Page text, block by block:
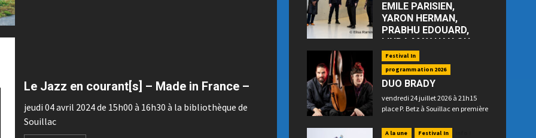
Le Jazz en courant[s] – Made in France –
jeudi 04 avril 2024 de 15h00 à 16h30 à la bibliothèque de
Souillac
EMILE PARISIEN,
YARON HERMAN,
PRABHU EDOUARD,
LINDA MAY HAN OH
—“Floating”
jeudi 23 juillet 2026 à 21h15 place
P. Betz à Souillac
Festival In
programmation 2026
DUO BRADY
vendredi 24 juillet 2026 à 21h15
place P. Betz à Souillac en première
A la une Festival In